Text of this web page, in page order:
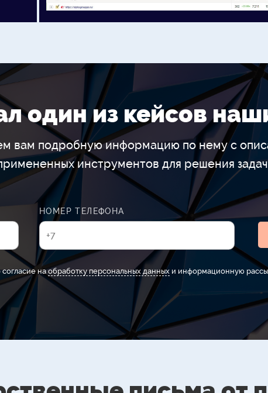
один из кейсов
вам подробную информацию по нему с
инструментов для решения
НОМЕР ТЕЛЕФОНА
наобработку персональных данных и информационную